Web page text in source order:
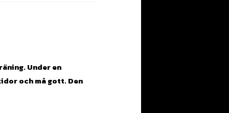
Under en
och må gott.Den